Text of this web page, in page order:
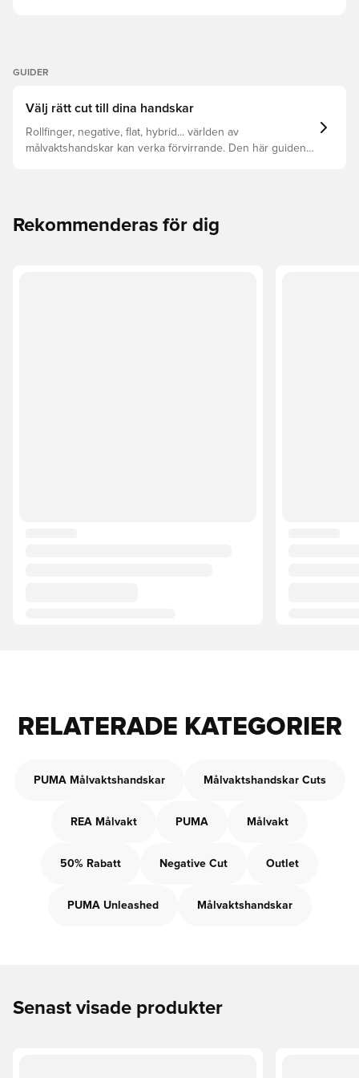
GUIDER
Välj rätt cut till dina handskar
Rollfinger, negative, flat, hybrid... världen av
målvaktshandskar kan verka förvirrande. Den här guiden
Rekommenderas för dig
RELATERADE KATEGORIER
PUMA Målvaktshandskar Målvaktshandskar Cuts
REA Målvakt PUMA Målvakt
50% Rabatt Negative Cut Outlet
PUMA Unleashed Målvaktshandskar
Senast visade produkter